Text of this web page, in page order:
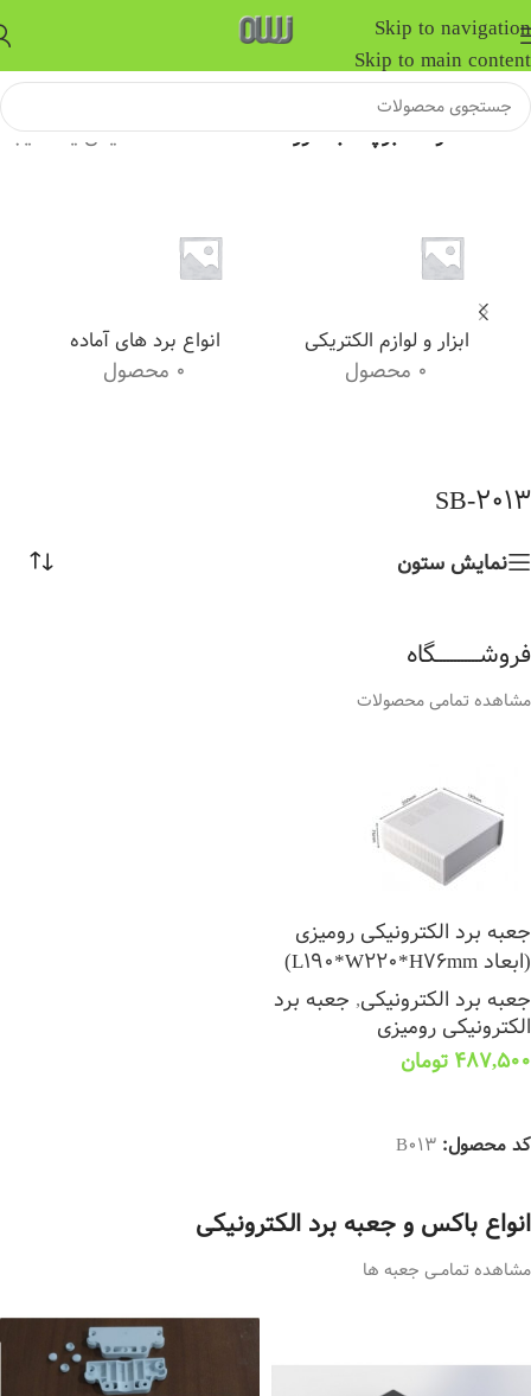
Skip to navigation
Skip to main content
خانه/محصولات برچسب خورده “SB-2013” نمایش یک نتیجه
ابزار و لوازم الکتریکی
0 محصول
انواع برد های آماده
0 محصول
SB-2013
نمایش ستون
فروشــــــــــــگاه
مشاهده تمامی محصولات
جعبه برد الکترونیکی رومیزی
(ابعاد L190*W220*H76mm)
جعبه برد الکترونیکی, جعبه برد
الکترونیکی رومیزی
487,500 تومان
کد محصول: B013
انواع باکس و جعبه برد الکترونیکی
مشاهده تمامــی جعبه ها